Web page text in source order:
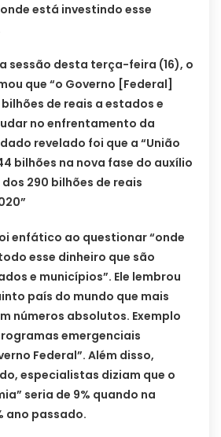
está investindo esse
sessão desta terça-feira (16), o
que “o Governo [Federal]
de reais a estados e
no enfrentamento da
revelado foi que a “União
bilhões na nova fase do auxílio
290 bilhões de reais
enfático ao questionar “onde
esse dinheiro que são
e municípios”. Ele lembrou
país do mundo que mais
números absolutos. Exemplo
emergenciais
Federal”. Além disso,
especialistas diziam que o
seria de 9% quando na
ano passado.